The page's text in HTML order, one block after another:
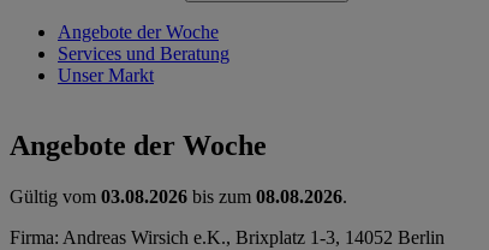
Angebote der Woche
Services und Beratung
Unser Markt
Angebote der Woche
Gültig vom 03.08.2026 bis zum 08.08.2026.
Firma: Andreas Wirsich e.K., Brixplatz 1-3, 14052 Berlin